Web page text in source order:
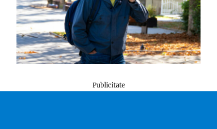
Publicitate